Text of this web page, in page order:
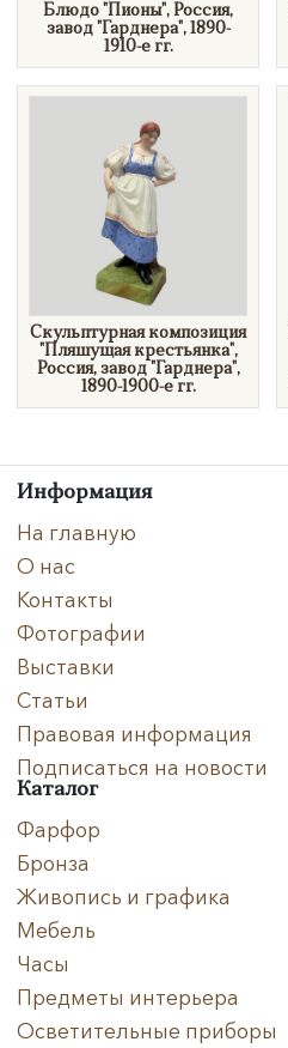
Блюдо "Пионы", Россия,
завод "Гарднера", 1890-
1910-е гг.
Скульптурная композиция
"Пляшущая крестьянка",
Россия, завод "Гарднера",
1890-1900-е гг.
Информация
На главную
О нас
Контакты
Фотографии
Выставки
Статьи
Правовая информация
Подписаться на новости
Каталог
Фарфор
Бронза
Живопись и графика
Мебель
Часы
Предметы интерьера
Осветительные приборы